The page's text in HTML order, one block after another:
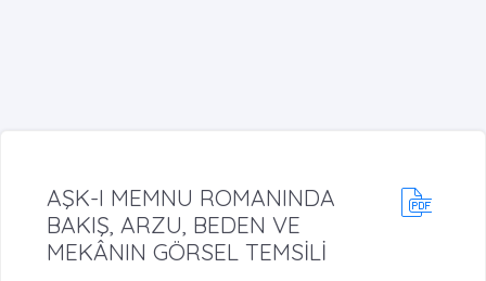
AŞK-I MEMNU ROMANINDA
BAKIŞ, ARZU, BEDEN VE
MEKÂNIN GÖRSEL TEMSİLİ